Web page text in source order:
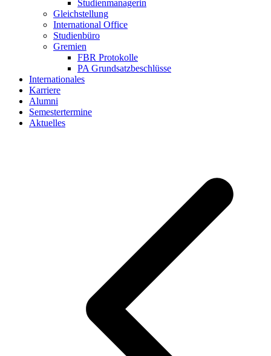
Studienmanagerin
Gleichstellung
International Office
Studienbüro
Gremien
FBR Protokolle
PA Grundsatzbeschlüsse
Internationales
Karriere
Alumni
Semestertermine
Aktuelles